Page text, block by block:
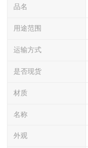
品名
用途范围
运输方式
是否现货
材质
名称
外观